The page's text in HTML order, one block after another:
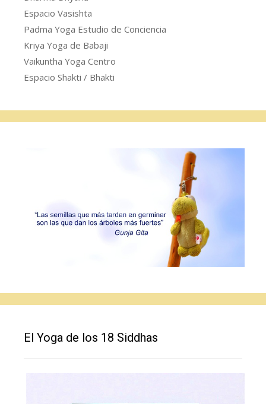
Espacio Vasishta
Padma Yoga Estudio de Conciencia
Kriya Yoga de Babaji
Vaikuntha Yoga Centro
Espacio Shakti / Bhakti
El Yoga de los 18 Siddhas